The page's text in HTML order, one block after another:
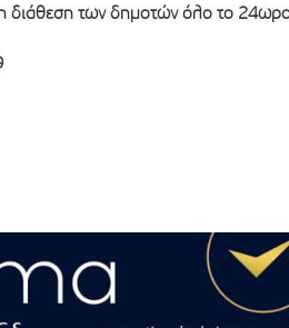
διάθεση των δημοτών όλο το